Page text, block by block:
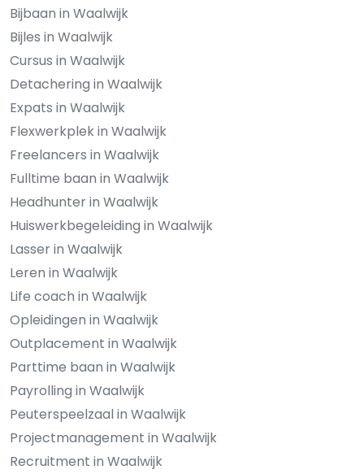
Bijbaan in Waalwijk
Bijles in Waalwijk
Cursus in Waalwijk
Detachering in Waalwijk
Expats in Waalwijk
Flexwerkplek in Waalwijk
Freelancers in Waalwijk
Fulltime baan in Waalwijk
Headhunter in Waalwijk
Huiswerkbegeleiding in Waalwijk
Lasser in Waalwijk
Leren in Waalwijk
Life coach in Waalwijk
Opleidingen in Waalwijk
Outplacement in Waalwijk
Parttime baan in Waalwijk
Payrolling in Waalwijk
Peuterspeelzaal in Waalwijk
Projectmanagement in Waalwijk
Recruitment in Waalwijk